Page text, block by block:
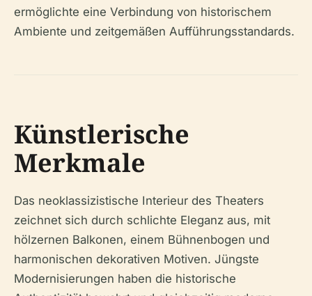
ermöglichte eine Verbindung von historischem
Ambiente und zeitgemäßen Aufführungsstandards.
Künstlerische
Merkmale
Das neoklassizistische Interieur des Theaters
zeichnet sich durch schlichte Eleganz aus, mit
hölzernen Balkonen, einem Bühnenbogen und
harmonischen dekorativen Motiven. Jüngste
Modernisierungen haben die historische